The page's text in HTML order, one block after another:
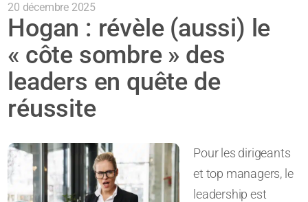
20 décembre 2025
Hogan : révèle (aussi) le
« côte sombre » des
leaders en quête de
réussite
Pour les dirigeants
et top managers, le
leadership est